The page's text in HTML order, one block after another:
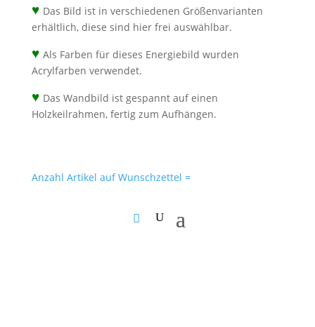
♥ Das Bild ist in verschiedenen Größenvarianten
erhältlich, diese sind hier frei auswählbar.
♥ Als Farben für dieses Energiebild wurden
Acrylfarben verwendet.
♥ Das Wandbild ist gespannt auf einen
Holzkeilrahmen, fertig zum Aufhängen.
Anzahl Artikel auf Wunschzettel =